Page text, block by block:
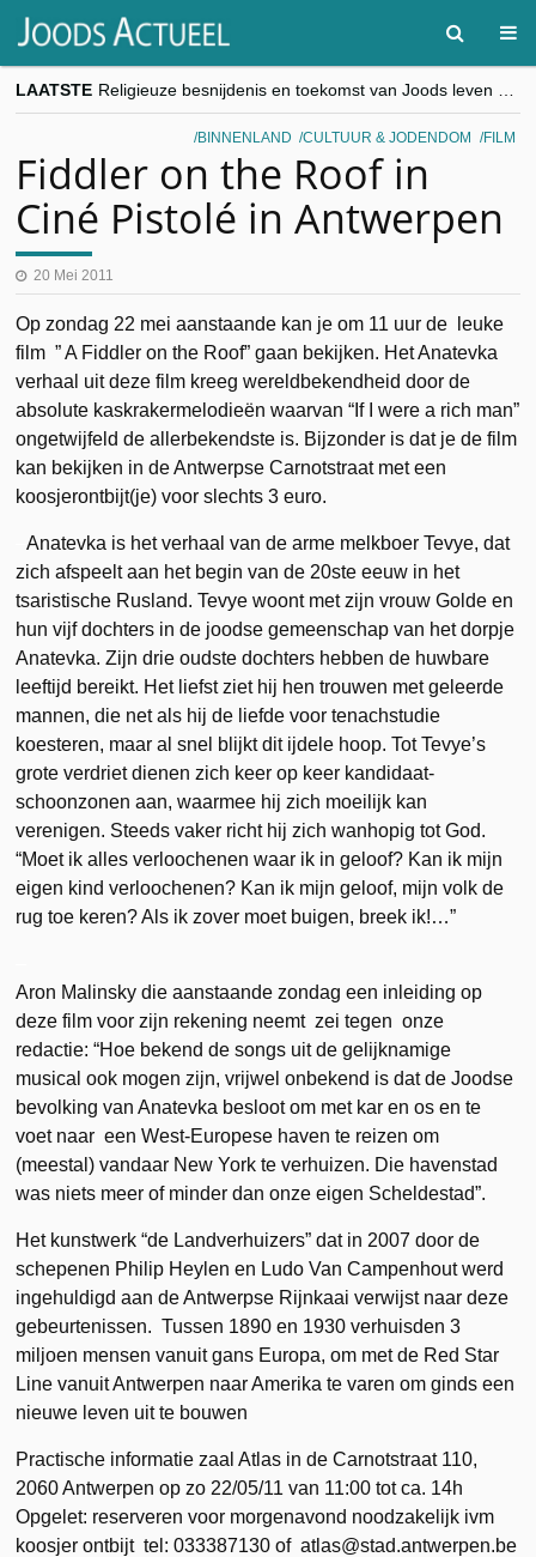
LAATSTE
“Besnijdenisdebat toont hoe moeilijk seculiere Westen minderheden begrijpt”, Jinnih Beels (Vooruit)
CITYTRIP | ROEMENIË – Boekarest: de verrassing van Oost-Europa
BINNENLAND CULTUUR & JODENDOM FILM
Fiddler on the Roof in
Ciné Pistolé in Antwerpen
20 Mei 2011
Op zondag 22 mei aanstaande kan je om 11 uur de leuke
film ” A Fiddler on the Roof” gaan bekijken. Het Anatevka
verhaal uit deze film kreeg wereldbekendheid door de
absolute kaskrakermelodieën waarvan “If I were a rich man”
ongetwijfeld de allerbekendste is. Bijzonder is dat je de film
kan bekijken in de Antwerpse Carnotstraat met een
koosjerontbijt(je) voor slechts 3 euro.
–Anatevka is het verhaal van de arme melkboer Tevye, dat
zich afspeelt aan het begin van de 20ste eeuw in het
tsaristische Rusland. Tevye woont met zijn vrouw Golde en
hun vijf dochters in de joodse gemeenschap van het dorpje
Anatevka. Zijn drie oudste dochters hebben de huwbare
leeftijd bereikt. Het liefst ziet hij hen trouwen met geleerde
mannen, die net als hij de liefde voor tenachstudie
koesteren, maar al snel blijkt dit ijdele hoop. Tot Tevye’s
grote verdriet dienen zich keer op keer kandidaat-
schoonzonen aan, waarmee hij zich moeilijk kan
verenigen. Steeds vaker richt hij zich wanhopig tot God.
“Moet ik alles verloochenen waar ik in geloof? Kan ik mijn
eigen kind verloochenen? Kan ik mijn geloof, mijn volk de
rug toe keren? Als ik zover moet buigen, breek ik!…”
Aron Malinsky die aanstaande zondag een inleiding op
deze film voor zijn rekening neemt zei tegen onze
redactie: “Hoe bekend de songs uit de gelijknamige
musical ook mogen zijn, vrijwel onbekend is dat de Joodse
bevolking van Anatevka besloot om met kar en os en te
voet naar een West-Europese haven te reizen om
(meestal) vandaar New York te verhuizen. Die havenstad
was niets meer of minder dan onze eigen Scheldestad”.
Het kunstwerk “de Landverhuizers” dat in 2007 door de
schepenen Philip Heylen en Ludo Van Campenhout werd
ingehuldigd aan de Antwerpse Rijnkaai verwijst naar deze
gebeurtenissen. Tussen 1890 en 1930 verhuisden 3
miljoen mensen vanuit gans Europa, om met de Red Star
Line vanuit Antwerpen naar Amerika te varen om ginds een
nieuwe leven uit te bouwen
Practische informatie zaal Atlas in de Carnotstraat 110,
2060 Antwerpen op zo 22/05/11 van 11:00 tot ca. 14h
Opgelet: reserveren voor morgenavond noodzakelijk ivm
koosjer ontbijt tel: 033387130 of atlas@stad.antwerpen.be